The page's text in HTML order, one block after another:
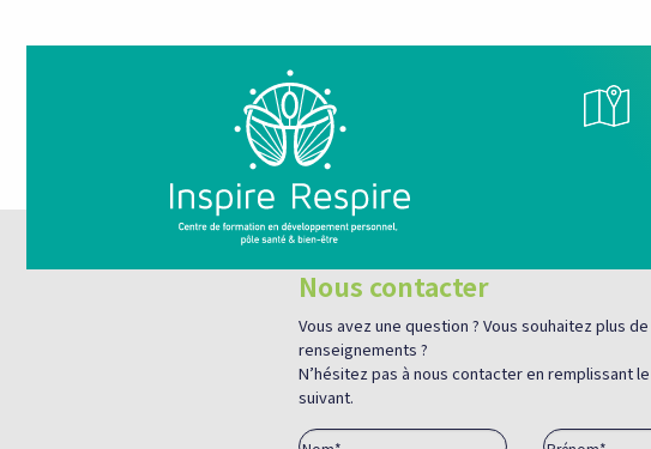
Nous contacter
Vous avez une question ? Vous souhaitez plus de
renseignements ?
N’hésitez pas à nous contacter en remplissant
suivant.